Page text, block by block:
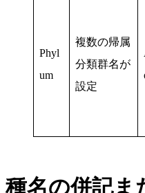
Phyl
um
複数の帰属
分類群名が
設定
種名の併記ま